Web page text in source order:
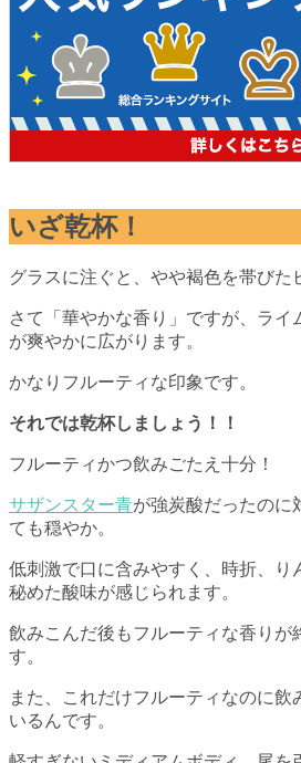
いざ乾杯！
グラスに注ぐと、やや褐色を帯びた
さて「華やかな香り」ですが、ライ
が爽やかに広がります。
かなりフルーティな印象です。
それでは乾杯しましょう！！
フルーティかつ飲みごたえ十分！
サザンスター青が強炭酸だったのに
ても穏やか。
低刺激で口に含みやすく、時折、り
秘めた酸味が感じられます。
飲みこんだ後もフルーティな香りが
す。
また、これだけフルーティなのに飲
いるんです。